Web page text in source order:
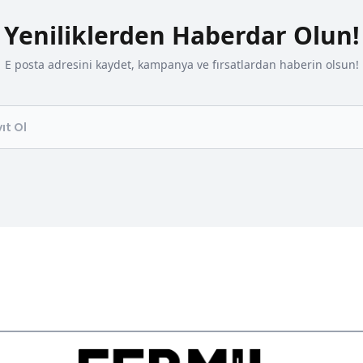
Yeniliklerden Haberdar Olun!
E posta adresini kaydet, kampanya ve fırsatlardan haberin olsun!